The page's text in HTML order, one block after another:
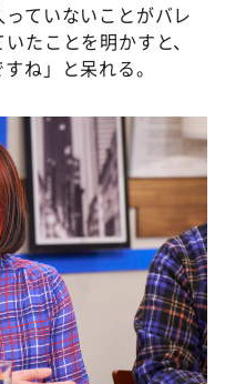
ていないことがバレ
たことを明かすと、
ね」と呆れる。